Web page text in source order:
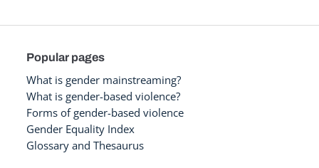
Popular pages
What is gender mainstreaming?
What is gender-based violence?
Forms of gender-based violence
Gender Equality Index
Glossary and Thesaurus